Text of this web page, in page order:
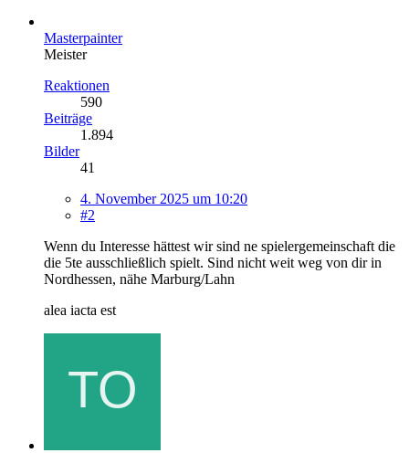
Masterpainter
Meister
Reaktionen
590
Beiträge
1.894
Bilder
41
4. November 2025 um 10:20
#2
Wenn du Interesse hättest wir sind ne spielergemeinschaft die
die 5te ausschließlich spielt. Sind nicht weit weg von dir in
Nordhessen, nähe Marburg/Lahn
alea iacta est